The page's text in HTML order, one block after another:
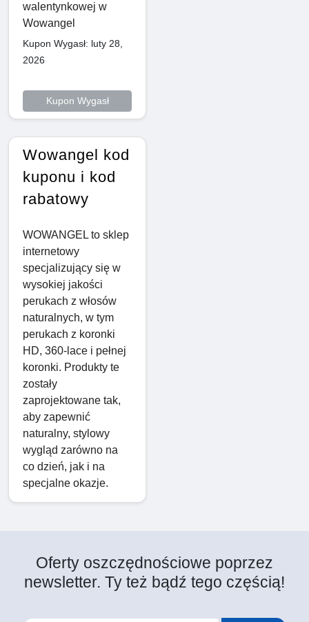
walentynkowej w
Wowangel
Kupon Wygasł: luty 28,
2026
Kupon Wygasł
Wowangel kod
kuponu i kod
rabatowy
WOWANGEL to sklep
internetowy
specjalizujący się w
wysokiej jakości
perukach z włosów
naturalnych, w tym
perukach z koronki
HD, 360-lace i pełnej
koronki. Produkty te
zostały
zaprojektowane tak,
aby zapewnić
naturalny, stylowy
wygląd zarówno na
co dzień, jak i na
specjalne okazje.
Oferty oszczędnościowe poprzez
newsletter. Ty też bądź tego częścią!